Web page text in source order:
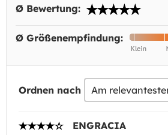
Ø Bewertung:
Ø Größenempfindung:
Ordnen nach
ENGRACIA